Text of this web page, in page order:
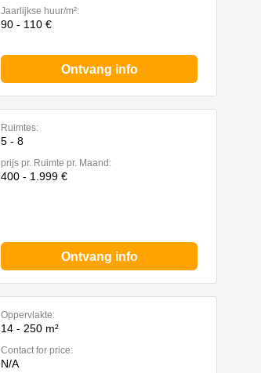
Jaarlijkse huur/m²:
90 - 110 €
Ontvang info
Ruimtes:
5 - 8
prijs pr. Ruimte pr. Maand:
400 - 1.999 €
Ontvang info
Oppervlakte:
14 - 250 m²
Contact for price:
N/A